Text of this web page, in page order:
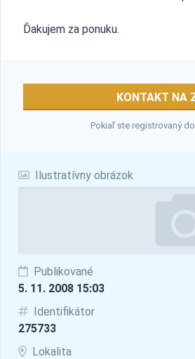
Ilustratívny obrázok
Publikované
5. 11. 2008 15:03
Identifikátor
275733
Lokalita
Ďakujem za ponuku.
KONTAKT NA
Pokiaľ ste registrovaný